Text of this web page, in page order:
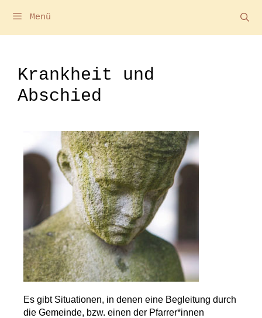
Menü
Krankheit und
Abschied
Es gibt Situationen, in denen eine Begleitung durch
die Gemeinde, bzw. einen der Pfarrer*innen